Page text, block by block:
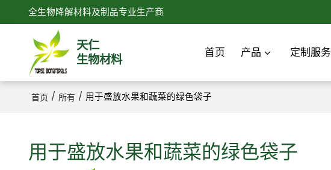
全生物降解材料及制品专业生产商
天仁
生物材料
首页 产品 定制服务
首页 / 所有 / 用于盛放水果和蔬菜的绿色袋子
用于盛放水果和蔬菜的绿色袋子